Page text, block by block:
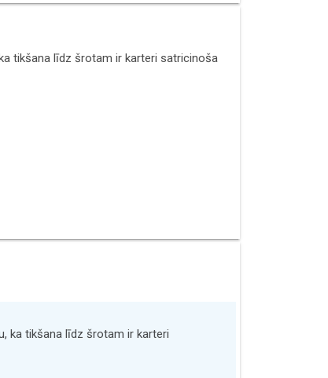
tikšana līdz šrotam ir karteri satricinoša
ka tikšana līdz šrotam ir karteri